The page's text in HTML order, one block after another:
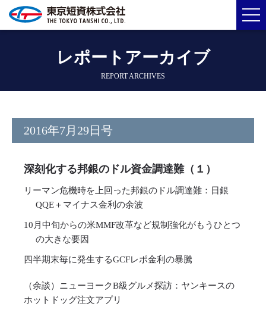
レポートアーカイブ
REPORT ARCHIVES
2016年7月29日号
深刻化する邦銀のドル資金調達難（１）
リーマン危機時を上回った邦銀のドル調達難：日銀
QQE＋マイナス金利の余波
10月中旬からの米MMF改革など規制強化がもうひとつ
の大きな要因
四半期末毎に発生するGCFレポ金利の暴騰
（余談）ニューヨークB級グルメ探訪：ヤンキースの
ホットドッグ注文アプリ